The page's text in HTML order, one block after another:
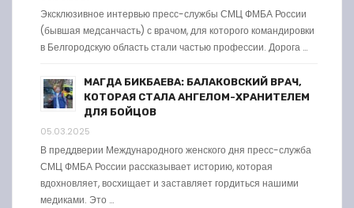
Эксклюзивное интервью пресс-службы СМЦ ФМБА России
(бывшая медсанчасть) с врачом, для которого командировки
в Белгородскую область стали частью профессии. Дорога …
МАГДА БИКБАЕВА: БАЛАКОВСКИЙ ВРАЧ,
КОТОРАЯ СТАЛА АНГЕЛОМ-ХРАНИТЕЛЕМ
ДЛЯ БОЙЦОВ
05.03.2025
В преддверии Международного женского дня пресс-служба
СМЦ ФМБА России рассказывает историю, которая
вдохновляет, восхищает и заставляет гордиться нашими
медиками. Это …